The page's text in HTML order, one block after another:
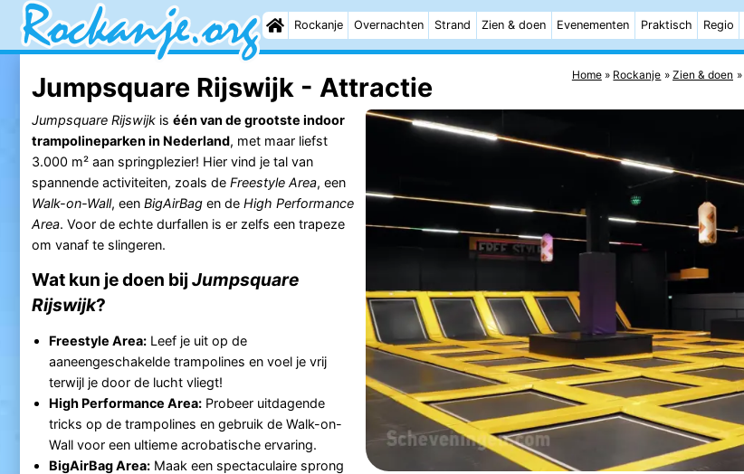
Rockanje Overnachten Strand Zien & doen Evenementen Praktisch Regio
Home Rockanje Zien & doen
Jumpsquare Rijswijk - Attractie
Jumpsquare Rijswijkis één van de grootste indoor
trampolineparken in Nederland, met maar liefst
3.000 m² aan springplezier! Hier vind je tal van
spannende activiteiten, zoals de Freestyle Area, een
Walk-on-Wall, een BigAirBagen de High Performance
Area. Voor de echte durfallen is er zelfs een trapeze
om vanaf te slingeren.
Wat kun je doen bij Jumpsquare
Rijswijk?
Freestyle Area:Leef je uit op de
aaneengeschakelde trampolines en voel je vrij
terwijl je door de lucht vliegt!
High Performance Area:Probeer uitdagende
tricks op de trampolines en gebruik de Walk-on-
Wall voor een ultieme acrobatische ervaring.
BigAirBag Area:Maak een spectaculaire sprong